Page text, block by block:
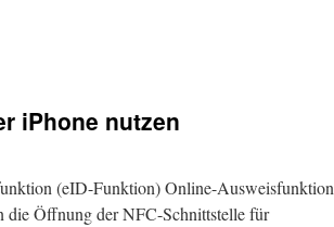
iPhone nutzen
(eID-Funktion) Online-Ausweisfunktion
die Öffnung der NFC-Schnittstelle für